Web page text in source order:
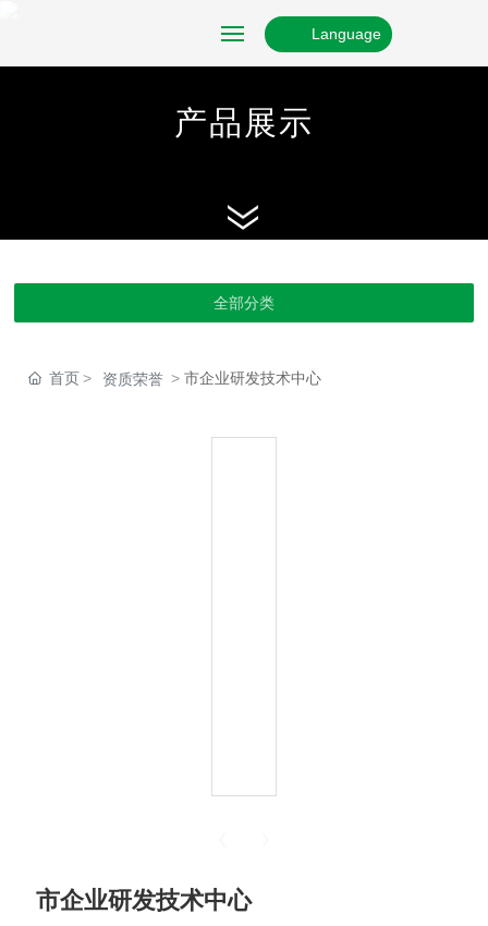
新闻资讯
联系我们
Language
产品展示
全部分类
首页 资质荣誉 市企业研发技术中心
市企业研发技术中心